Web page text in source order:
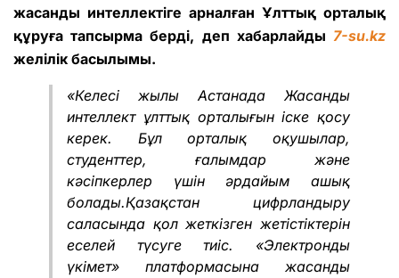
жасанды интеллектіге арналған Ұлттық орталық
құруға тапсырма берді, деп хабарлайды 7-su.kz
желілік басылымы.
«Келесі жылы Астанада Жасанды
интеллект ұлттық орталығын іске қосу
керек. Бұл орталық оқушылар,
студенттер, ғалымдар және
кәсіпкерлер үшін әрдайым ашық
болады.Қазақстан цифрландыру
саласында қол жеткізген жетістіктерін
еселей түсуге тиіс. «Электронды
үкімет» платформасына жасанды